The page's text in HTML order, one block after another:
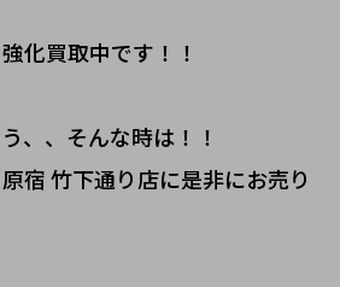
化買取中です！！
、、そんな時は！！
宿 竹下通り店に是非にお売り